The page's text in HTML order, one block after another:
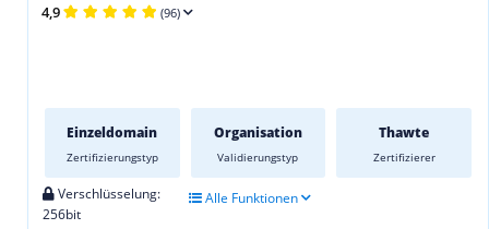
4,9 (96)
Einzeldomain
Zertifizierungstyp
Organisation
Validierungstyp
Thawte
Zertifizierer
Verschlüsselung:
256bit
Alle Funktionen